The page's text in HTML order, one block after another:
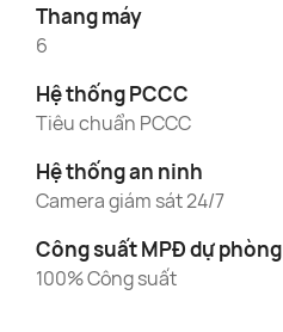
Thang máy
6
Hệ thống PCCC
Tiêu chuẩn PCCC
Hệ thống an ninh
Camera giám sát 24/7
Công suất MPĐ dự phòng
100% Công suất